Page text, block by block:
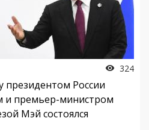
324
президентом России
премьер-министром
Мэй состоялся